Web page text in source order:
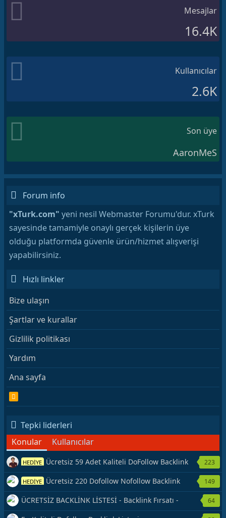
Mesajlar
16.4K
Kullanıcılar
2.6K
Son üye
AaronMeS
Forum info
"xTurk.com" yeni nesil Webmaster Forumu'dur. xTurk
sayesinde tamamiyle onaylı gerçek kişilerin üye
olduğu platformda güvenle ürün/hizmet alışverişi
yapabilirsiniz.
Hızlı linkler
Bize ulaşın
Şartlar ve kurallar
Gizlilik politikası
Yardım
Ana sayfa
S
Tepki liderleri
Konular
Kullanıcılar
HEDİYE Ücretsiz 59 Adet Kaliteli DoFollow Backlink
Kaynağı Veriyorum.
223
HEDİYE Ücretsiz 220 Dofollow Nofollow Backlink
Veriyorum
149
ÜCRETSİZ BACKLİNK LİSTESİ - Backlink Fırsatı -
Hemen Yetiş!
64